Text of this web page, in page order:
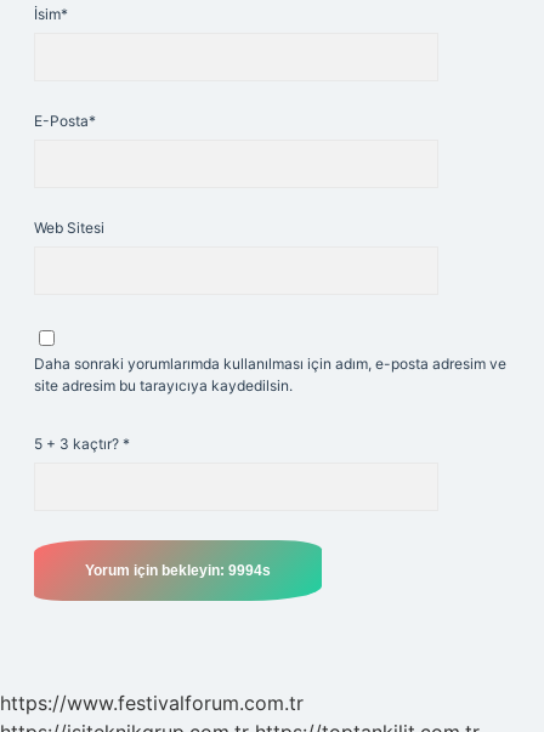
İsim*
E-Posta*
Web Sitesi
Daha sonraki yorumlarımda kullanılması için adım, e-posta adresim ve
site adresim bu tarayıcıya kaydedilsin.
5 + 3 kaçtır? *
https://www.festivalforum.com.tr